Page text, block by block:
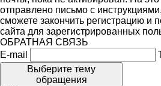
отправлено письмо с
сможете закончить регистрацию и
сайта для зарегистрированных
ОБРАТНАЯ СВЯЗЬ
E-mail
Выберите тему
обращения